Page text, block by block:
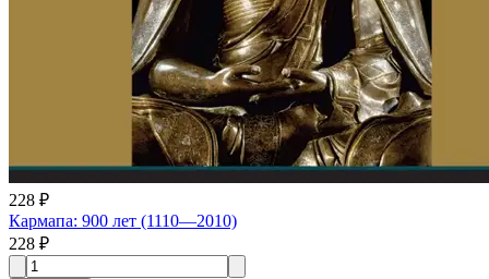
228 ₽
Кармапа: 900 лет (1110—2010)
228 ₽